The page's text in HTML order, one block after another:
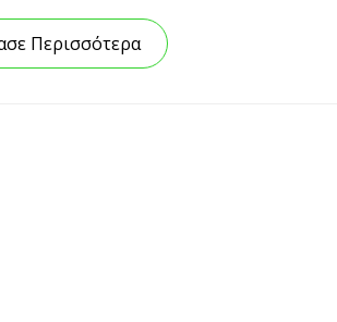
Περισσότερα
ΝΑΙ ΤΟ ΘΕΛΩ